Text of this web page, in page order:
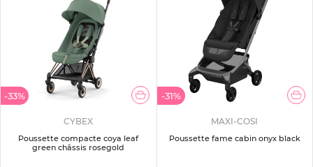
-33%
CYBEX
Poussette compacte coya leaf
green châssis rosegold
-31%
MAXI-COSI
Poussette fame cabin onyx black